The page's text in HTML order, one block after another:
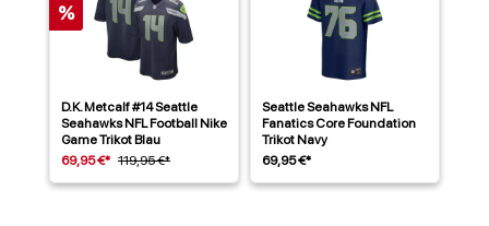
%
D.K. Metcalf #14 Seattle
Seahawks NFL Football Nike
Game Trikot Blau
69,95 €* 119,95 €*
Seattle Seahawks NFL
Fanatics Core Foundation
Trikot Navy
69,95 €*